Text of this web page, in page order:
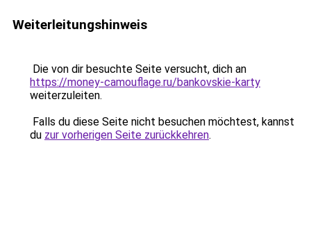
Weiterleitungshinweis
Die von dir besuchte Seite versucht, dich an
https://money-camouflage.ru/bankovskie-karty
weiterzuleiten.
Falls du diese Seite nicht besuchen möchtest, kannst
du zur vorherigen Seite zurückkehren.